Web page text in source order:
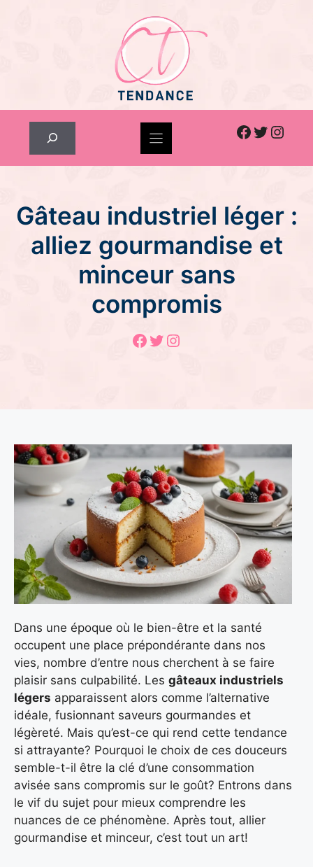
Facebook
Twitter
Gâteau industriel léger :
alliez gourmandise et
minceur sans
compromis
Facebook
Twitter
Instagram
Dans une époque où le bien-être et la santé
occupent une place prépondérante dans nos
vies, nombre d’entre nous cherchent à se faire
plaisir sans culpabilité. Les gâteaux industriels
légers apparaissent alors comme l’alternative
idéale, fusionnant saveurs gourmandes et
légèreté. Mais qu’est-ce qui rend cette tendance
si attrayante? Pourquoi le choix de ces douceurs
semble-t-il être la clé d’une consommation
avisée sans compromis sur le goût? Entrons dans
le vif du sujet pour mieux comprendre les
nuances de ce phénomène. Après tout, allier
gourmandise et minceur, c’est tout un art!